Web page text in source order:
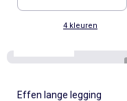
4 kleuren
Effen lange legging